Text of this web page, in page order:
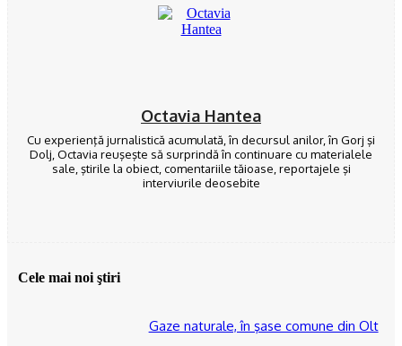
Octavia Hantea
Cu experienţă jurnalistică acumulată, în decursul anilor, în Gorj şi
Dolj, Octavia reuşeşte să surprindă în continuare cu materialele
sale, ştirile la obiect, comentariile tăioase, reportajele şi
interviurile deosebite
Cele mai noi ştiri
Gaze naturale, în şase comune din Olt